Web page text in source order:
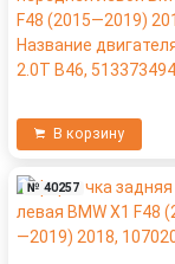
В корзину
№ 40257